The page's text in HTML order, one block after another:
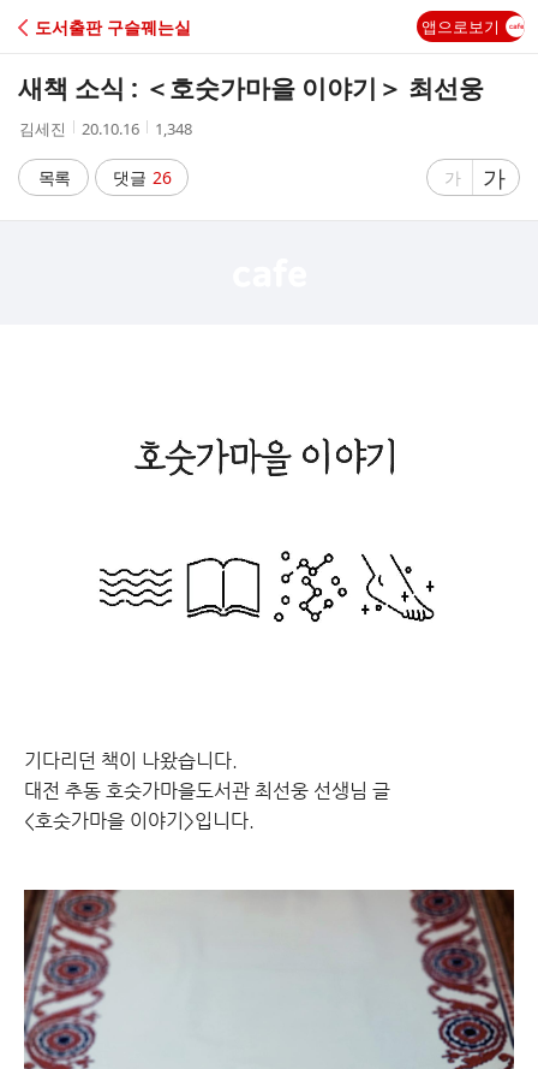
C
도서출판 구슬꿰는실 앱으로보기
새책 소식 : ＜호숫가마을 이야기＞ 최선웅
작
자
김세진
작
시
간
20.10.16
조
수
1,348
목록 댓글 26
글
가
글
자
가
기다리던 책이 나왔습니다.
대전 추동 호숫가마을도서관 최선웅 선생님 글
<호숫가마을 이야기>입니다.